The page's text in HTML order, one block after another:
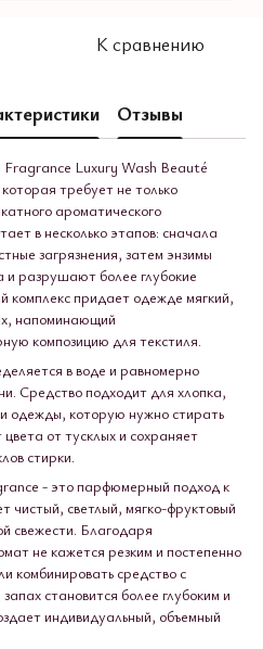
К сравнению
Отзывы
Fragrance Luxury Wash Beauté
требует не только
ароматического
в несколько этапов: сначала
загрязнения, затем энзимы
и разрушают более глубокие
комплекс придает одежде мягкий,
напоминающий
композицию для текстиля.
в воде и равномерно
Средство подходит для хлопка,
одежды, которую нужно стирать
от тусклых и сохраняет
стирки.
- это парфюмерный подход к
светлый, мягко-фруктовый
свежести. Благодаря
не кажется резким и постепенно
комбинировать средство с
становится более глубоким и
индивидуальный, объемный